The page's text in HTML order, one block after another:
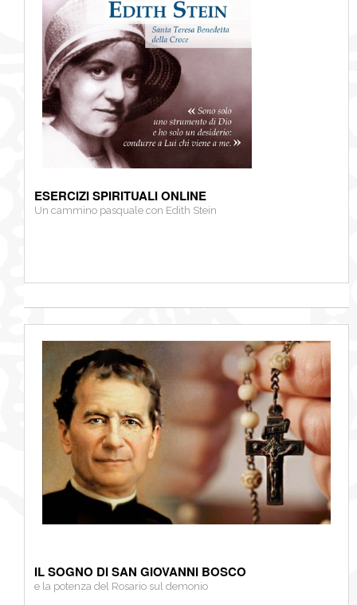
ESERCIZI SPIRITUALI ONLINE
Un cammino pasquale con Edith Stein
IL SOGNO DI SAN GIOVANNI BOSCO
e la potenza del Rosario sul demonio